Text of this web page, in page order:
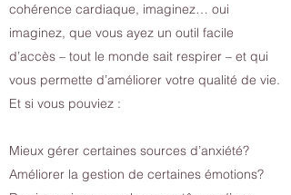
cohérence cardiaque, imaginez… oui
imaginez, que vous ayez un outil facile
d’accès – tout le monde sait respirer – et qui
vous permette d’améliorer votre qualité de vie.
Et si vous pouviez :
Mieux gérer certaines sources d’anxiété?
Améliorer la gestion de certaines émotions?